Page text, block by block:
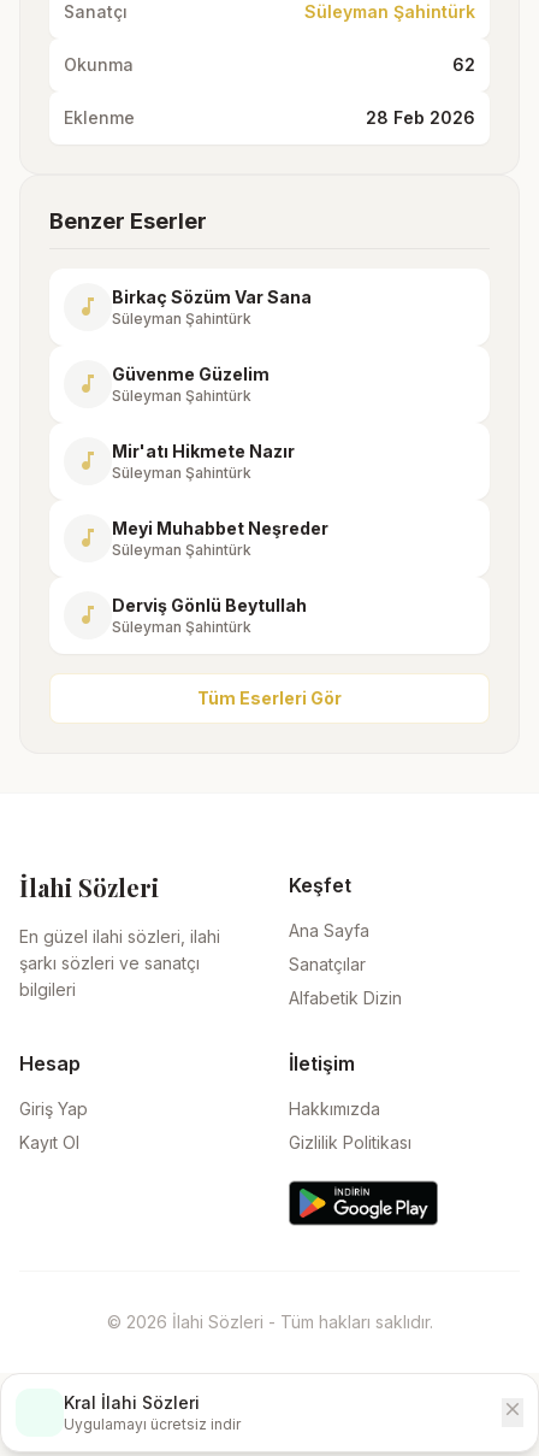
Sanatçı Süleyman Şahintürk
Okunma 62
Eklenme 28 Feb 2026
Benzer Eserler
music_note Birkaç Sözüm Var Sana
Süleyman Şahintürk
music_note Güvenme Güzelim
Süleyman Şahintürk
music_note Mir'atı Hikmete Nazır
Süleyman Şahintürk
music_note Meyi Muhabbet Neşreder
Süleyman Şahintürk
music_note Derviş Gönlü Beytullah
Süleyman Şahintürk
Tüm Eserleri Gör
İlahi Sözleri
En güzel ilahi sözleri, ilahi
şarkı sözleri ve sanatçı
bilgileri
Keşfet
Ana Sayfa
Sanatçılar
Alfabetik Dizin
Hesap
Giriş Yap
Kayıt Ol
İletişim
Hakkımızda
Gizlilik Politikası
© 2026 İlahi Sözleri - Tüm hakları saklıdır.
Kral İlahi Sözleri
Uygulamayı ücretsiz indir
close